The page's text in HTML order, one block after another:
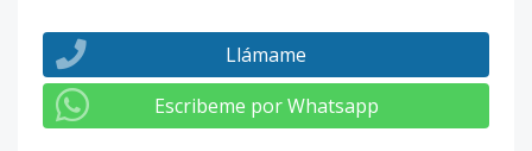
Llámame
Escribeme por Whatsapp